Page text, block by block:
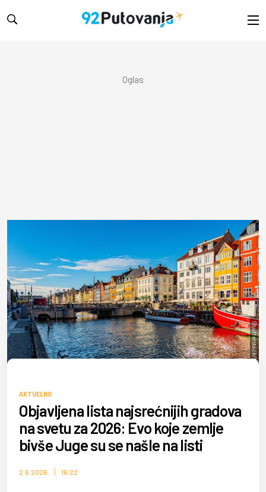
Shutterstock/Maekfoto
AKTUELNO
Objavljena lista najsrećnijih gradova
na svetu za 2026: Evo koje zemlje
bivše Juge su se našle na listi
2.6.2026. 16:22